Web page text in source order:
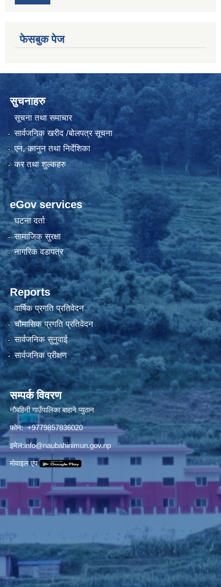
फेसबुक पेज
सुचनाहरु
सूचना तथा समाचार
सार्वजनिक खरीद /बोलपत्र सूचना
एन, कानुन तथा निर्देशिका
कर तथा शुल्कहरु
eGov services
घटना दर्ता
सामाजिक सुरक्षा
नागरिक वडापत्र
Reports
वार्षिक प्रगति प्रतिवेदन
चौमासिक प्रगति प्रतिवेदन
सार्वजनिक सुनुवाई
सार्वजनिक परीक्षण
सम्पर्क विवरण
नौबहिनी गाउँपालिका बाहाने प्युठान
फोन: +9779857836020
इमेल:info@naubahinimun.gov.np
माेवाइल एप